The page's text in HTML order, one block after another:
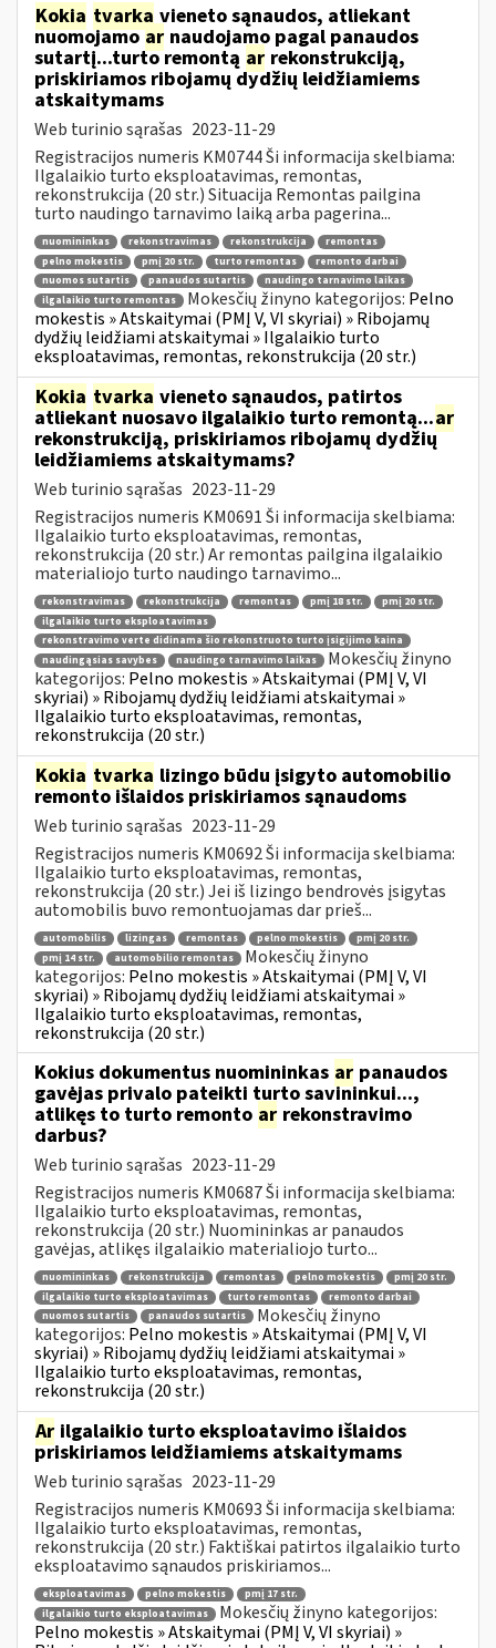
Kokia tvarka vieneto sąnaudos, atliekant
nuomojamoar naudojamo pagal panaudos
sutartį...turto remontą ar rekonstrukciją,
priskiriamos ribojamų dydžių leidžiamiems
atskaitymams
Web turinio sąrašas 2023-11-29
Registracijos numeris KM0744 Ši informacija skelbiama:
Ilgalaikio turto eksploatavimas, remontas,
rekonstrukcija (20 str.) Situacija Remontas pailgina
turto naudingo tarnavimo laiką arba pagerina...
nuomininkas rekonstravimas rekonstrukcija
remontas
pelno mokestis
pmį 20 str. turto remontas
remonto darbai
nuomos sutartis
panaudos sutartis
naudingo tarnavimo laikas
ilgalaikio turto remontas
Mokesčių žinyno kategorijos: Pelno
mokestis » Atskaitymai (PMĮ V, VI skyriai) » Ribojamų
dydžių leidžiami atskaitymai » Ilgalaikio turto
eksploatavimas, remontas, rekonstrukcija (20 str.)
Kokia tvarka vieneto sąnaudos, patirtos
atliekant nuosavo ilgalaikio turto remontą...ar
rekonstrukciją, priskiriamos ribojamų dydžių
leidžiamiems atskaitymams?
Web turinio sąrašas 2023-11-29
Registracijos numeris KM0691 Ši informacija skelbiama:
Ilgalaikio turto eksploatavimas, remontas,
rekonstrukcija (20 str.) Ar remontas pailgina ilgalaikio
materialiojo turto naudingo tarnavimo...
rekonstravimas rekonstrukcija remontas pmį 18 str.
pmį 20 str.
ilgalaikio turto eksploatavimas
rekonstravimo verte didinama šio rekonstruoto turto įsigijimo kaina
naudingąsias savybes
naudingo tarnavimo laikas
Mokesčių žinyno
kategorijos: Pelno mokestis » Atskaitymai (PMĮ V, VI
skyriai) » Ribojamų dydžių leidžiami atskaitymai »
Ilgalaikio turto eksploatavimas, remontas,
rekonstrukcija (20 str.)
Kokia tvarka lizingo būdu įsigyto automobilio
remonto išlaidos priskiriamos sąnaudoms
Web turinio sąrašas 2023-11-29
Registracijos numeris KM0692 Ši informacija skelbiama:
Ilgalaikio turto eksploatavimas, remontas,
rekonstrukcija (20 str.) Jei iš lizingo bendrovės įsigytas
automobilis buvo remontuojamas dar prieš...
automobilis lizingas remontas pelno mokestis
pmį 20 str.
pmį 14 str.
automobilio remontas
Mokesčių žinyno
kategorijos: Pelno mokestis » Atskaitymai (PMĮ V, VI
skyriai) » Ribojamų dydžių leidžiami atskaitymai »
Ilgalaikio turto eksploatavimas, remontas,
rekonstrukcija (20 str.)
Kokius dokumentus nuomininkas ar panaudos
gavėjas privalo pateikti turto savininkui...,
atlikęs to turto remonto ar rekonstravimo
darbus?
Web turinio sąrašas 2023-11-29
Registracijos numeris KM0687 Ši informacija skelbiama:
Ilgalaikio turto eksploatavimas, remontas,
rekonstrukcija (20 str.) Nuomininkas ar panaudos
gavėjas, atlikęs ilgalaikio materialiojo turto...
nuomininkas rekonstrukcija remontas pelno mokestis
pmį 20 str.
ilgalaikio turto eksploatavimas
turto remontas
remonto darbai
nuomos sutartis
panaudos sutartis
Mokesčių žinyno
kategorijos: Pelno mokestis » Atskaitymai (PMĮ V, VI
skyriai) » Ribojamų dydžių leidžiami atskaitymai »
Ilgalaikio turto eksploatavimas, remontas,
rekonstrukcija (20 str.)
Ar ilgalaikio turto eksploatavimo išlaidos
priskiriamos leidžiamiems atskaitymams
Web turinio sąrašas 2023-11-29
Registracijos numeris KM0693 Ši informacija skelbiama:
Ilgalaikio turto eksploatavimas, remontas,
rekonstrukcija (20 str.) Faktiškai patirtos ilgalaikio turto
eksploatavimo sąnaudos priskiriamos...
eksploatavimas pelno mokestis
pmį 17 str.
ilgalaikio turto eksploatavimas
Mokesčių žinyno kategorijos:
Pelno mokestis » Atskaitymai (PMĮ V, VI skyriai) »